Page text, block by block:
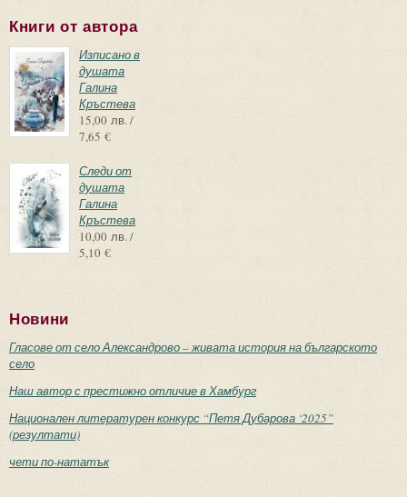
Книги от автора
Изписано в
душата
Галина
Кръстева
15,00 лв. /
7,65 €
Следи от
душата
Галина
Кръстева
10,00 лв. /
5,10 €
Новини
Гласове от село Александрово – живата история на българското
село
Наш автор с престижно отличие в Хамбург
Национален литературен конкурс “Петя Дубарова ‘2025”
(резултати)
чети по-нататък